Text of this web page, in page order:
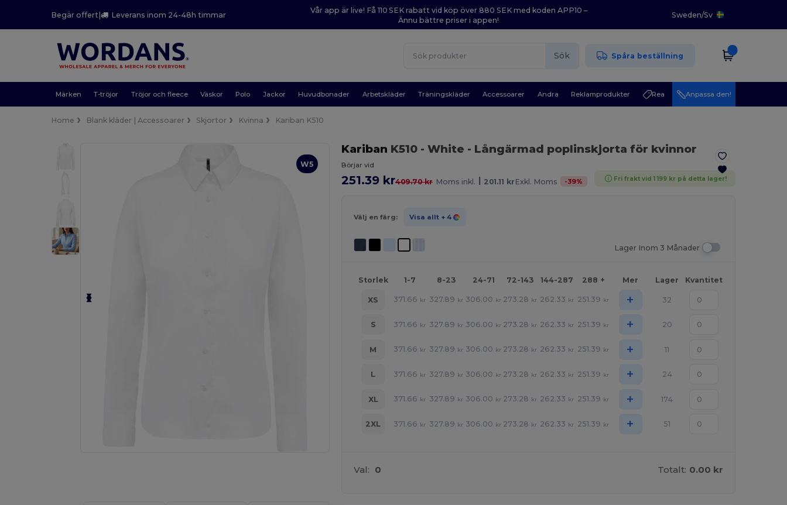
Begär offert| Leverans inom 24-48h timmar
Vår app är live! Få 110 SEK rabatt vid köp över 880 SEK med koden APP10 –
Ännu bättre priser i appen!
Sweden/Sv
Sök Spåra beställning
Märken T-tröjor Tröjor och fleece Väskor Polo Jackor Huvudbonader Arbetskläder Träningskläder Accessoarer Andra Reklamprodukter Rea Anpassa den!
Home Blank kläder | Accessoarer Skjortor Kvinna Kariban K510
W5
Kariban K510 - White - Långärmad poplinskjorta för kvinnor
Börjar vid
251.39 kr409.70 kr Moms inkl. | 201.11 kr Exkl. Moms -39% Fri frakt vid 1 199 kr på detta lager!
Välj en färg: Visa allt + 4
Lager Inom 3 Månader
Storlek 1-7 8-23 24-71 72-143 144-287 288 + Mer Lager Kvantitet
XS 371.66 kr 327.89 kr 306.00 kr 273.28 kr 262.33 kr 251.39 kr + 32
S 371.66 kr 327.89 kr 306.00 kr 273.28 kr 262.33 kr 251.39 kr + 20
M 371.66 kr 327.89 kr 306.00 kr 273.28 kr 262.33 kr 251.39 kr + 11
L 371.66 kr 327.89 kr 306.00 kr 273.28 kr 262.33 kr 251.39 kr + 24
XL 371.66 kr 327.89 kr 306.00 kr 273.28 kr 262.33 kr 251.39 kr + 174
2XL 371.66 kr 327.89 kr 306.00 kr 273.28 kr 262.33 kr 251.39 kr + 51
Val: 0 Totalt: 0.00 kr